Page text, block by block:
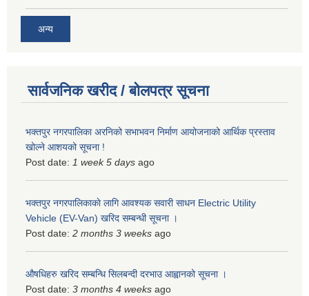
अन्य
सार्वजनिक खरीद / बोलपत्र सूचना
भक्तपुर नगरपालिका अरनिको सभाभवन निर्माण आयोजनाको आर्थिक प्रस्ताव
खोल्ने आशयको सूचना !
Post date: 1 week 5 days ago
भक्तपुर नगरपालिकाकाे लागि आवश्यक सवारी साधन Electric Utility
Vehicle (EV-Van) खरिद सम्बन्धी सूचना ।
Post date: 2 months 3 weeks ago
औषधिहरु खरिद सम्बन्धि सिलबन्दी दरभाउ आह्वानको सूचना ।
Post date: 3 months 4 weeks ago